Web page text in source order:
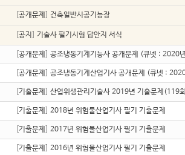
공개문제 건축일반시공기능장
공지 기술사 필기시험 답안지 서식
공개문제 공조냉동기계기능사 공개문제 (큐넷 : 2020
공개문제 공조냉동기계산업기사 공개문제 (큐넷 :
기출문제 산업위생관리기술사 2019년 기출문제(119
기출문제 2018년 위험물산업기사 필기 기출문제
기출문제 2017년 위험물산업기사 필기 기출문제
기출문제 2016년 위험물산업기사 필기 기출문제